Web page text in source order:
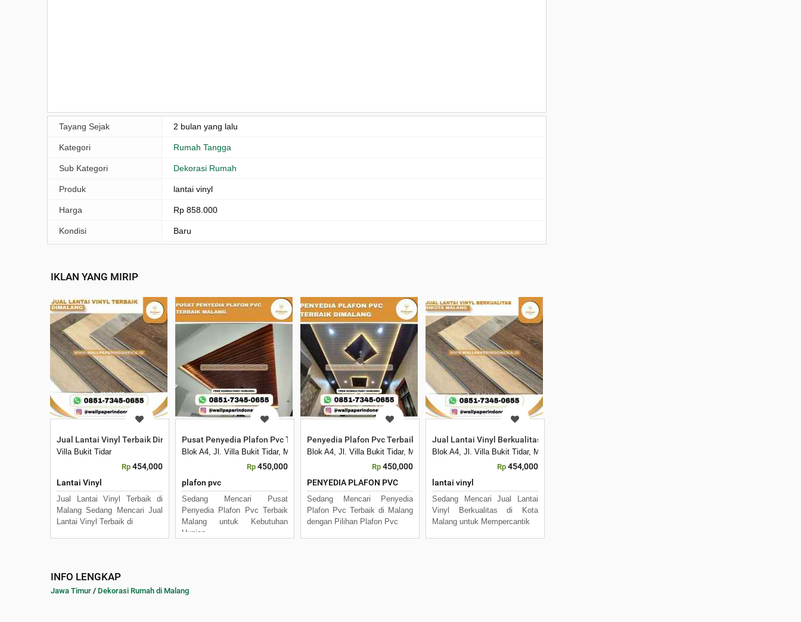
Tayang Sejak 2 bulan yang lalu
Kategori Rumah Tangga
Sub Kategori Dekorasi Rumah
Produk lantai vinyl
Harga Rp 858.000
Kondisi Baru
IKLAN YANG MIRIP
Jual Lantai Vinyl Terbaik Dimalang
Villa Bukit Tidar
Rp 454,000
Lantai Vinyl
Jual Lantai Vinyl Terbaik di
Malang Sedang Mencari Jual
Lantai Vinyl Terbaik di
Pusat Penyedia Plafon Pvc Terbaik Malang
Blok A4, Jl. Villa Bukit Tidar, Merjosari, Kec. Lowokwaru, Kota Malang, Jawa Timur 65144
Rp 450,000
plafon pvc
Sedang Mencari Pusat
Penyedia Plafon Pvc Terbaik
Malang untuk Kebutuhan
Hunian,
Penyedia Plafon Pvc Terbaik di Malang
Blok A4, Jl. Villa Bukit Tidar, Merjosari, Kec. Lowokwaru, Kota Malang, Jawa Timur 65144
Rp 450,000
PENYEDIA PLAFON PVC
Sedang Mencari Penyedia
Plafon Pvc Terbaik di Malang
dengan Pilihan Plafon Pvc
Jual Lantai Vinyl Berkualitas di Kota Malang
Blok A4, Jl. Villa Bukit Tidar, Merjosari, Kec. Lowokwaru, Kota Malang, Jawa Timur 65144
Rp 454,000
lantai vinyl
Sedang Mencari Jual Lantai
Vinyl Berkualitas di Kota
Malang untuk Mempercantik
INFO LENGKAP
Jawa Timur / Dekorasi Rumah di Malang